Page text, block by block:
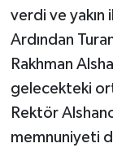
verdi ve
Ardından
Rakhman
gelecekteki
Rektör
memnuniyeti